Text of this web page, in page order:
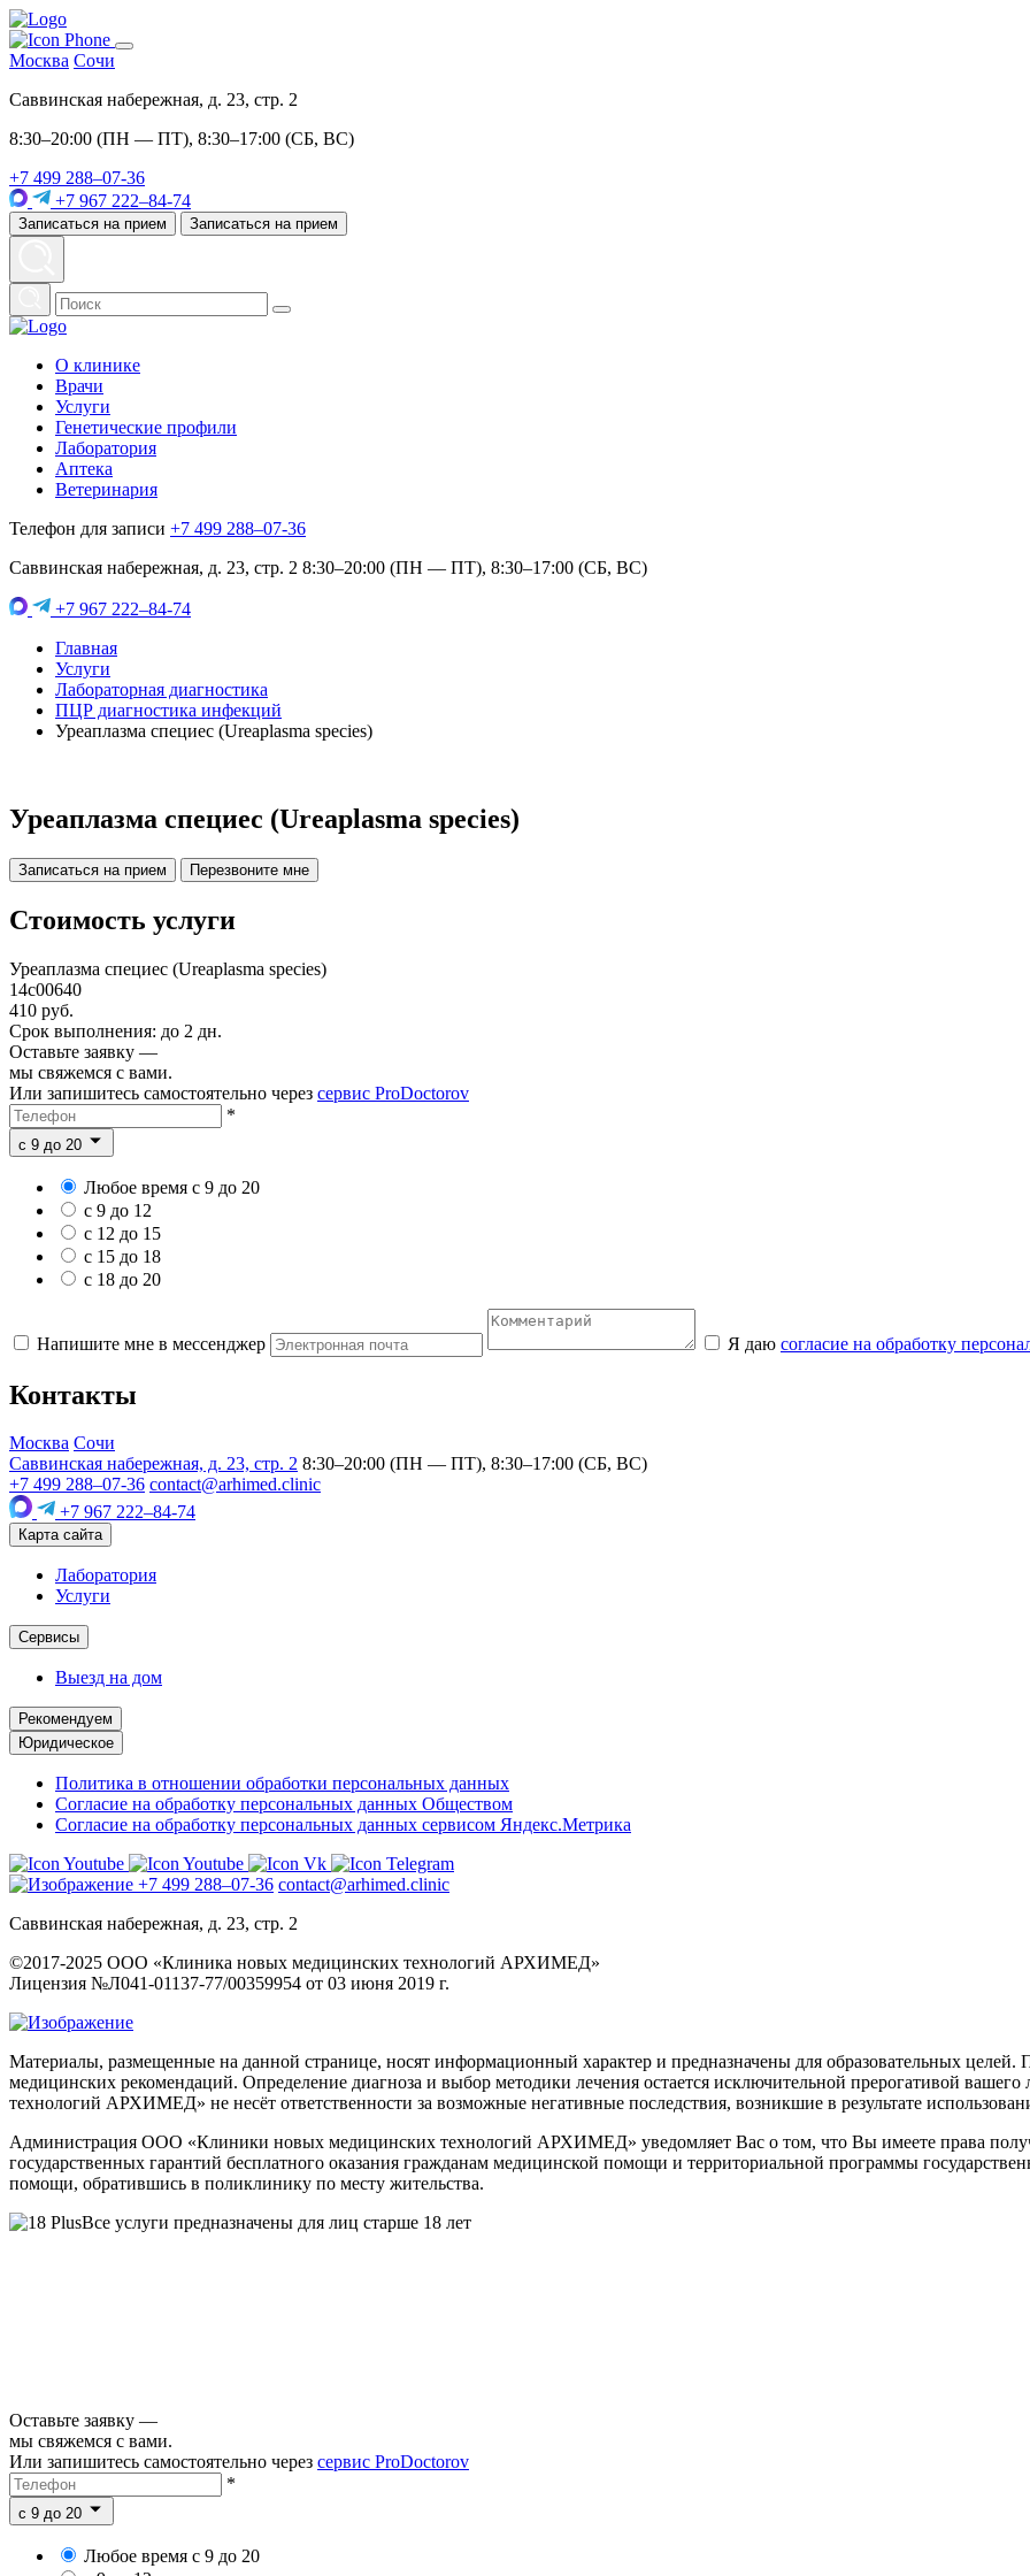
Москва Сочи
Саввинская набережная, д. 23, стр. 2
8:30–20:00 (ПН — ПТ), 8:30–17:00 (СБ, ВС)
+7 499 288–07-36
+7 967 222–84-74
Записаться на прием Записаться на прием
О клинике
Врачи
Услуги
Генетические профили
Лаборатория
Аптека
Ветеринария
Телефон для записи +7 499 288–07-36
Саввинская набережная, д. 23, стр. 2 8:30–20:00 (ПН — ПТ), 8:30–17:00 (СБ, ВС)
+7 967 222–84-74
Главная
Услуги
Лабораторная диагностика
ПЦР диагностика инфекций
Уреаплазма специес (Ureaplasma species)
Уреаплазма специес (Ureaplasma species)
Записаться на прием Перезвоните мне
Стоимость услуги
Уреаплазма специес (Ureaplasma species)
14c00640
410 руб.
Срок выполнения: до 2 дн.
Оставьте заявку —
мы свяжемся с вами.
Или запишитесь самостоятельно через сервис ProDoctorov
*
c 9 до 20
Любое время с 9 до 20
с 9 до 12
с 12 до 15
с 15 до 18
с 18 до 20
Напишите мне в мессенджер Я даю согласие на обработку
Контакты
Москва Сочи
Саввинская набережная, д. 23, стр. 2 8:30–20:00 (ПН — ПТ), 8:30–17:00 (СБ, ВС)
+7 499 288–07-36 contact@arhimed.clinic
+7 967 222–84-74
Карта сайта
Лаборатория
Услуги
Сервисы
Выезд на дом
Рекомендуем
Юридическое
Политика в отношении обработки персональных данных
Согласие на обработку персональных данных Обществом
Согласие на обработку персональных данных сервисом Яндекс.Метрика
+7 499 288–07-36 contact@arhimed.clinic
Саввинская набережная, д. 23, стр. 2
©2017-2025 ООО «Клиника новых медицинских технологий АРХИМЕД»
Лицензия №Л041-01137-77/00359954 от 03 июня 2019 г.
Материалы, размещенные на данной странице, носят информационный характер и предназначены для образовательных целей.
медицинских рекомендаций. Определение диагноза и выбор методики лечения остается исключительной прерогативой
технологий АРХИМЕД» не несёт ответственности за возможные негативные последствия, возникшие в результате
Администрация ООО «Клиники новых медицинских технологий АРХИМЕД» уведомляет Вас о том, что Вы имеете права
государственных гарантий бесплатного оказания гражданам медицинской помощи и территориальной программы
помощи, обратившись в поликлинику по месту жительства.
Все услуги предназначены для лиц старше 18 лет
Оставьте заявку —
мы свяжемся с вами.
Или запишитесь самостоятельно через сервис ProDoctorov
*
c 9 до 20
Любое время с 9 до 20